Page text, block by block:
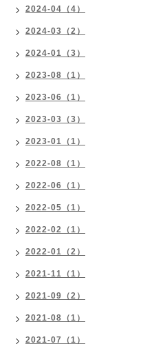
2024-04（4）
2024-03（2）
2024-01（3）
2023-08（1）
2023-06（1）
2023-03（3）
2023-01（1）
2022-08（1）
2022-06（1）
2022-05（1）
2022-02（1）
2022-01（2）
2021-11（1）
2021-09（2）
2021-08（1）
2021-07（1）